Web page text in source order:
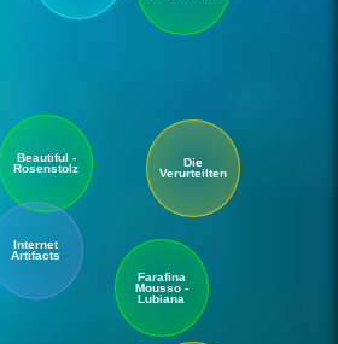
Beautiful -
Rosenstolz
Die
Verurteilten
Internet
Artifacts
Farafina
Mousso -
Lubiana